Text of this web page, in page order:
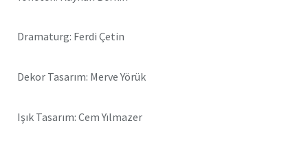
Dramaturg: Ferdi Çetin
Dekor Tasarım: Merve Yörük
Işık Tasarım: Cem Yılmazer